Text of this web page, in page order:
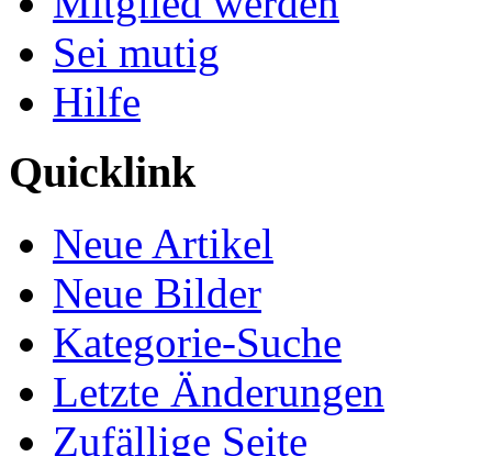
Sei mutig
Hilfe
Quicklink
Neue Artikel
Neue Bilder
Kategorie-Suche
Letzte Änderungen
Zufällige Seite